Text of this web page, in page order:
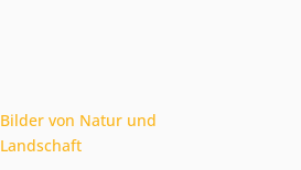
Bilder von Natur und
Landschaft